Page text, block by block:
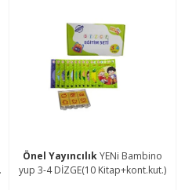
Önel YayıncılıkYENi Bambino
yup 3-4 DİZGE(10 Kitap+kont.kut.)